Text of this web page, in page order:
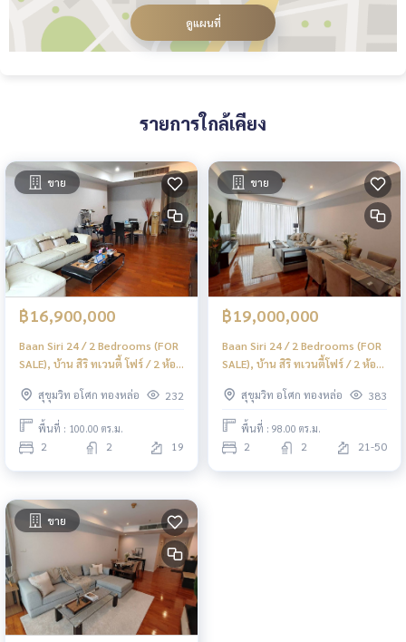
ดูแผนที่
รายการใกล้เคียง
ขาย
฿16,900,000
Baan Siri 24 / 2 Bedrooms (FOR
SALE), บ้าน สิริ ทเวนตี้ โฟร์ / 2 ห้อง
สุขุมวิท อโศก ทองหล่อ
232
พื้นที่ : 100.00 ตร.ม.
2 2 19
ขาย
฿19,000,000
Baan Siri 24 / 2 Bedrooms (FOR
SALE), บ้าน สิริ ทเวนตี้โฟร์ / 2 ห้อง
สุขุมวิท อโศก ทองหล่อ
383
พื้นที่ : 98.00 ตร.ม.
2 2 21-50
ขาย